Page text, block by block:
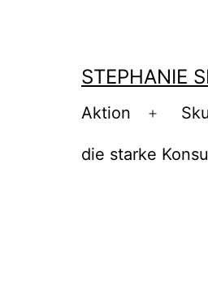
STEPHANIE
Aktion
Menü
öffnen
die starke